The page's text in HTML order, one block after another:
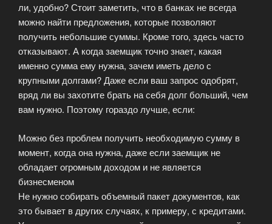
ли, удобно? Стоит заметить, что в банках не всегда
можно найти предложения, которые позволяют
получить небольшие суммы. Кроме того, здесь часто
отказывают. А когда заемщик точно знает, какая
именно сумма ему нужна, зачем иметь дело с
крупными долгами? Даже если ваш запрос одобрят,
вряд ли вы захотите брать на себя долг больший, чем
вам нужно. Поэтому гораздо лучше, если:
Можно без проблем получить необходимую сумму в
момент, когда она нужна, даже если заемщик не
обладает огромным доходом и не является
бизнесменом
Не нужно собирать объемный пакет документов, как
это бывает в других случаях, к примеру, с кредитами.